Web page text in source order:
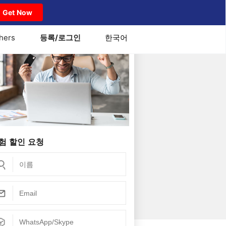
Get Now
등록/로그인 한국어
할인 요청